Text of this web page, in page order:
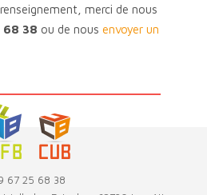
merci de nous
68 38 ou de nous envoyer un
67 25 68 38